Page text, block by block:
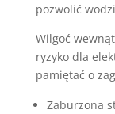
pozwolić
Wilgoć
ryzyko dla
pamiętać o
Zaburzona